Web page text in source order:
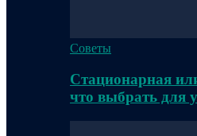
Советы
Стационарная
что выбрать для